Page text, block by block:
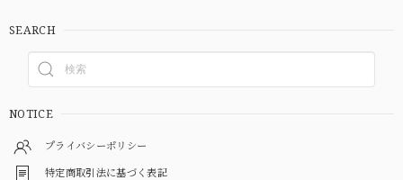
SEARCH
NOTICE
プライバシーポリシー
特定商取引法に基づく表記